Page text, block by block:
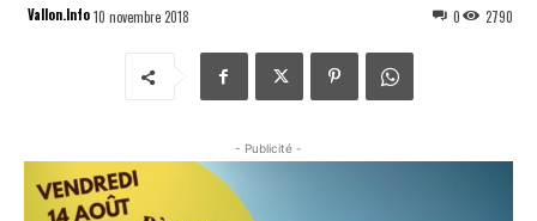
Vallon.Info10 novembre 2018 2790
0
- Publicité -